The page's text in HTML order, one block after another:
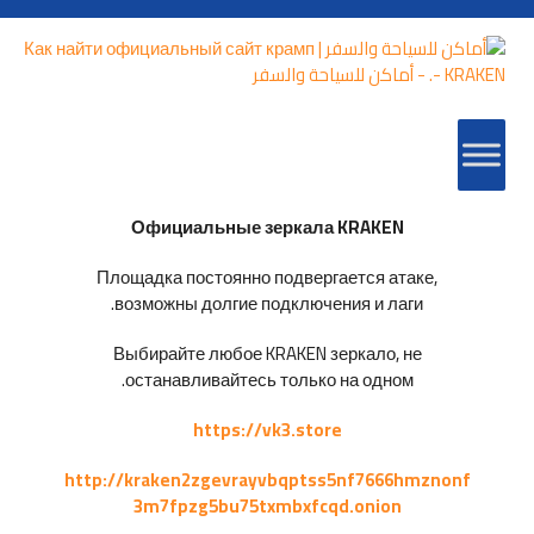
Официальные зеркала KRAKEN
Площадка постоянно подвергается атаке,
возможны долгие подключения и лаги.
Выбирайте любое KRAKEN зеркало, не
останавливайтесь только на одном.
https://vk3.store
http://kraken2zgevrayvbqptss5nf7666hmznonf
3m7fpzg5bu75txmbxfcqd.onion